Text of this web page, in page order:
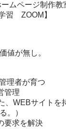
ムページ制作教
習　ZOOM】
値が無し。
理者が育つ
管理
、WEBサイトを
。）
要求を解決